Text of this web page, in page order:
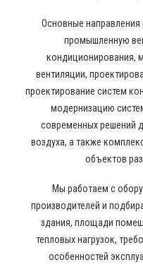
Основные
промышленную
кондиционирования,
вентиляции,
проектирование систем
модернизацию
современных решений
воздуха, а также
объектов
Мы работаем с
производителей и
здания, площади
тепловых нагрузок,
особенностей